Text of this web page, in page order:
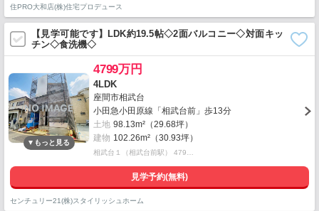
住PRO大和店(株)住宅プロデュース
【見学可能です】LDK約19.5帖◇2面バルコニー◇対面キッ
チン◇食洗機◇
4799万円
4LDK
座間市相武台
小田急小田原線「相武台前」歩13分
土地 98.13m²（29.68坪）
建物 102.26m²（30.93坪）
相武台１（相武台前駅） 479…
見学予約(無料)
センチュリー21(株)スタイリッシュホーム